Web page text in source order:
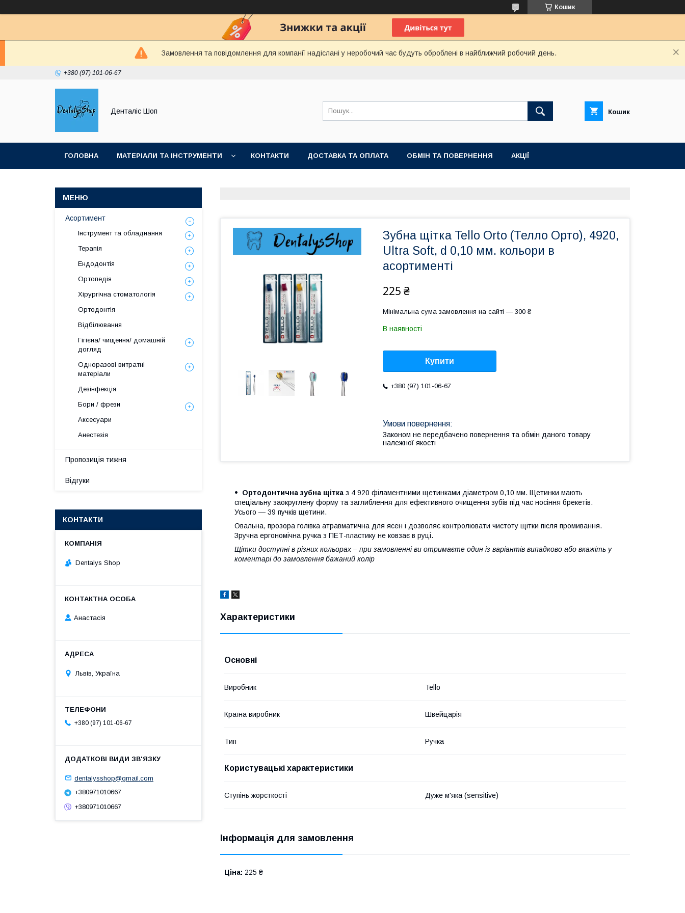
Кошик
Замовлення та повідомлення для компанії надіслані у неробочий час будуть оброблені в найближчий робочий день.
+380 (97) 101-06-67
Денталіс Шоп Кошик
ГОЛОВНА МАТЕРІАЛИ ТА ІНСТРУМЕНТИ КОНТАКТИ ДОСТАВКА ТА ОПЛАТА ОБМІН ТА ПОВЕРНЕННЯ АКЦІЇ
Зубна щітка Tello Orto (Телло Орто), 4920,
Ultra Soft, d 0,10 мм. кольори в
асортименті
225 ₴
Мінімальна сума замовлення на сайті — 300 ₴
В наявності
Купити
+380 (97) 101-06-67
Законом не передбачено повернення та обмін даного товару
належної якості
Ортодонтична зубна щітка з 4 920 філаментними щетинками діаметром 0,10 мм. Щетинки мають
спеціальну заокруглену форму та заглиблення для ефективного очищення зубів під час носіння брекетів.
Усього — 39 пучків щетини.
Овальна, прозора голівка атравматична для ясен і дозволяє контролювати чистоту щітки після промивання.
Зручна ергономічна ручка з ПЕТ-пластику не ковзає в руці.
Щітки доступні в різних кольорах – при замовленні ви отримаєте один із варіантів випадково або вкажіть у
коментарі до замовлення бажаний колір
Характеристики
Основні
Виробник Tello
Країна виробник Швейцарія
Тип Ручка
Користувацькі характеристики
Ступінь жорсткості Дуже м'яка (sensitive)
Інформація для замовлення
Ціна: 225 ₴
Асортимент
Інструмент та обладнання
Терапія
Ендодонтія
Ортопедія
Хірургічна стоматологія
Ортодонтія
Відбілювання
Гігієна/ чищення/ домашній
догляд
Одноразові витратні
матеріали
Дезінфекція
Бори / фрези
Аксесуари
Анестезія
Пропозиція тижня
Відгуки
КОНТАКТИ
Dentalys Shop
Анастасія
Львів, Україна
+380 (97) 101-06-67
dentalysshop@gmail.com
+380971010667
+380971010667